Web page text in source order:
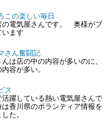
この楽しい毎日
の電気屋さんです。 奥様がブ
います
さん奮闘記
は店の中の内容が多いのに、
容が多い。
ス
活躍している熱い電気屋さんで
香川県のボランティア情報を
た。